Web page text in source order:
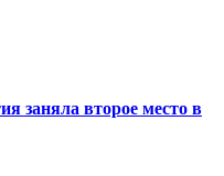
заняла второе место в